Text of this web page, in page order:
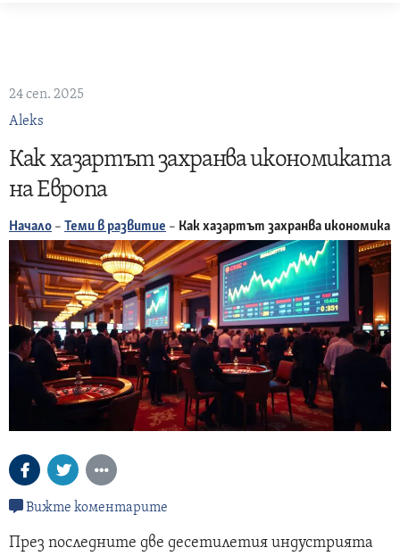
24 сеп. 2025
Aleks
Как хазартът захранва икономиката
на Европа
Начало – Теми в развитие – Как хазартът захранва
Вижте коментарите
През последните две десетилетия индустрията